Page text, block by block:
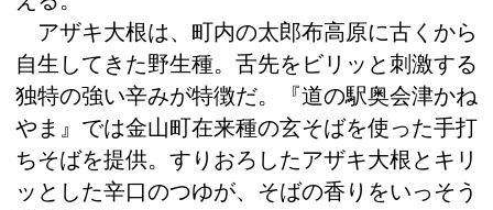
アザキ大根は、町内の太郎布高原に古くから
自生してきた野生種。舌先をビリッと刺激する
独特の強い辛みが特徴だ。『道の駅奥会津かね
やま』では金山町在来種の玄そばを使った手打
ちそばを提供。すりおろしたアザキ大根とキリ
ッとした辛口のつゆが、そばの香りをいっそう